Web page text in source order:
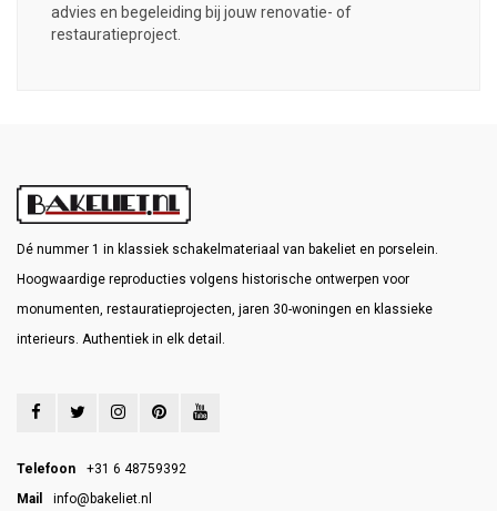
advies en begeleiding bij jouw renovatie- of
restauratieproject.
Dé nummer 1 in klassiek schakelmateriaal van bakeliet en porselein.
Hoogwaardige reproducties volgens historische ontwerpen voor
monumenten, restauratieprojecten, jaren 30-woningen en klassieke
interieurs. Authentiek in elk detail.
Telefoon
+31 6 48759392
Mail
info@bakeliet.nl